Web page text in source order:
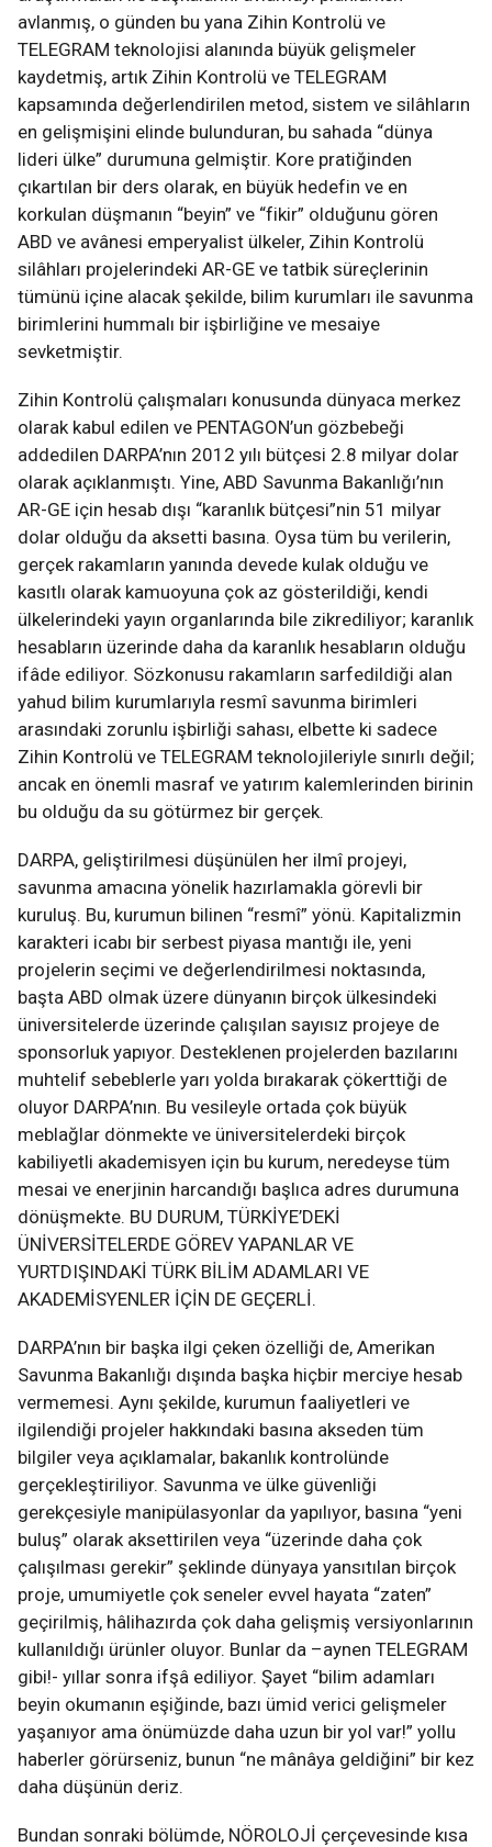
avlanmış, o günden bu yana Zihin Kontrolü ve
TELEGRAM teknolojisi alanında büyük gelişmeler
kaydetmiş, artık Zihin Kontrolü ve TELEGRAM
kapsamında değerlendirilen metod, sistem ve silâhların
en gelişmişini elinde bulunduran, bu sahada “dünya
lideri ülke” durumuna gelmiştir. Kore pratiğinden
çıkartılan bir ders olarak, en büyük hedefin ve en
korkulan düşmanın “beyin” ve “fikir” olduğunu gören
ABD ve avânesi emperyalist ülkeler, Zihin Kontrolü
silâhları projelerindeki AR-GE ve tatbik süreçlerinin
tümünü içine alacak şekilde, bilim kurumları ile savunma
birimlerini hummalı bir işbirliğine ve mesaiye
sevketmiştir.
Zihin Kontrolü çalışmaları konusunda dünyaca merkez
olarak kabul edilen ve PENTAGON’un gözbebeği
addedilen DARPA’nın 2012 yılı bütçesi 2.8 milyar dolar
olarak açıklanmıştı. Yine, ABD Savunma Bakanlığı’nın
AR-GE için hesab dışı “karanlık bütçesi”nin 51 milyar
dolar olduğu da aksetti basına. Oysa tüm bu verilerin,
gerçek rakamların yanında devede kulak olduğu ve
kasıtlı olarak kamuoyuna çok az gösterildiği, kendi
ülkelerindeki yayın organlarında bile zikrediliyor; karanlık
hesabların üzerinde daha da karanlık hesabların olduğu
ifâde ediliyor. Sözkonusu rakamların sarfedildiği alan
yahud bilim kurumlarıyla resmî savunma birimleri
arasındaki zorunlu işbirliği sahası, elbette ki sadece
Zihin Kontrolü ve TELEGRAM teknolojileriyle sınırlı değil;
ancak en önemli masraf ve yatırım kalemlerinden birinin
bu olduğu da su götürmez bir gerçek.
DARPA, geliştirilmesi düşünülen her ilmî projeyi,
savunma amacına yönelik hazırlamakla görevli bir
kuruluş. Bu, kurumun bilinen “resmî” yönü. Kapitalizmin
karakteri icabı bir serbest piyasa mantığı ile, yeni
projelerin seçimi ve değerlendirilmesi noktasında,
başta ABD olmak üzere dünyanın birçok ülkesindeki
üniversitelerde üzerinde çalışılan sayısız projeye de
sponsorluk yapıyor. Desteklenen projelerden bazılarını
muhtelif sebeblerle yarı yolda bırakarak çökerttiği de
oluyor DARPA’nın. Bu vesileyle ortada çok büyük
meblağlar dönmekte ve üniversitelerdeki birçok
kabiliyetli akademisyen için bu kurum, neredeyse tüm
mesai ve enerjinin harcandığı başlıca adres durumuna
dönüşmekte. BU DURUM, TÜRKİYE’DEKİ
ÜNİVERSİTELERDE GÖREV YAPANLAR VE
YURTDIŞINDAKİ TÜRK BİLİM ADAMLARI VE
AKADEMİSYENLER İÇİN DE GEÇERLİ.
DARPA’nın bir başka ilgi çeken özelliği de, Amerikan
Savunma Bakanlığı dışında başka hiçbir merciye hesab
vermemesi. Aynı şekilde, kurumun faaliyetleri ve
ilgilendiği projeler hakkındaki basına akseden tüm
bilgiler veya açıklamalar, bakanlık kontrolünde
gerçekleştiriliyor. Savunma ve ülke güvenliği
gerekçesiyle manipülasyonlar da yapılıyor, basına “yeni
buluş” olarak aksettirilen veya “üzerinde daha çok
çalışılması gerekir” şeklinde dünyaya yansıtılan birçok
proje, umumiyetle çok seneler evvel hayata “zaten”
geçirilmiş, hâlihazırda çok daha gelişmiş versiyonlarının
kullanıldığı ürünler oluyor. Bunlar da –aynen TELEGRAM
gibi!- yıllar sonra ifşâ ediliyor. Şayet “bilim adamları
beyin okumanın eşiğinde, bazı ümid verici gelişmeler
yaşanıyor ama önümüzde daha uzun bir yol var!” yollu
haberler görürseniz, bunun “ne mânâya geldiğini” bir kez
daha düşünün deriz.
Bundan sonraki bölümde, NÖROLOJİ çerçevesinde kısa